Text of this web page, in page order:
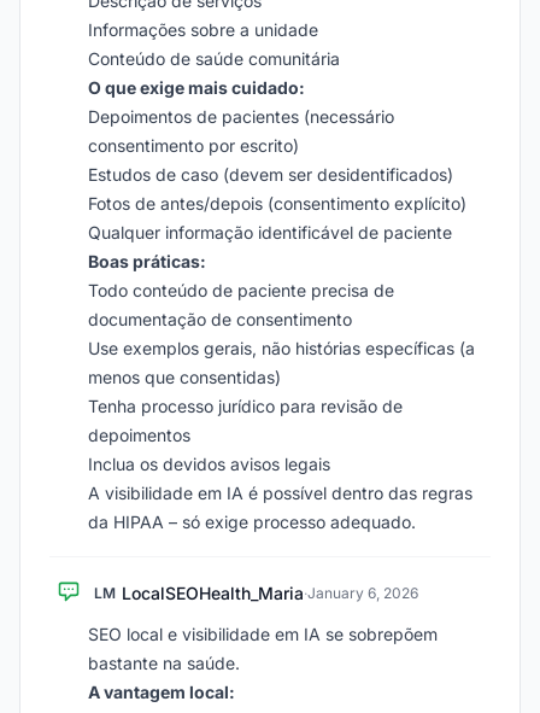
Informações sobre a unidade
Conteúdo de saúde comunitária
O que exige mais cuidado:
Depoimentos de pacientes (necessário
consentimento por escrito)
Estudos de caso (devem ser desidentificados)
Fotos de antes/depois (consentimento explícito)
Qualquer informação identificável de paciente
Boas práticas:
Todo conteúdo de paciente precisa de
documentação de consentimento
Use exemplos gerais, não histórias específicas (a
menos que consentidas)
Tenha processo jurídico para revisão de
depoimentos
Inclua os devidos avisos legais
A visibilidade em IA é possível dentro das regras
da HIPAA – só exige processo adequado.
LM LocalSEOHealth_Maria·January 6, 2026
SEO local e visibilidade em IA se sobrepõem
bastante na saúde.
A vantagem local: